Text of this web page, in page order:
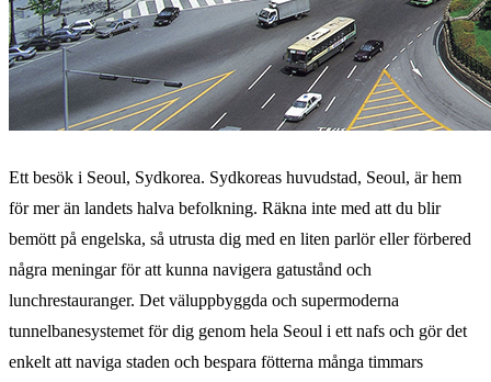
Ett besök i Seoul, Sydkorea. Sydkoreas huvudstad, Seoul, är hem
för mer än landets halva befolkning. Räkna inte med att du blir
bemött på engelska, så utrusta dig med en liten parlör eller förbered
några meningar för att kunna navigera gatustånd och
lunchrestauranger. Det väluppbyggda och supermoderna
tunnelbanesystemet för dig genom hela Seoul i ett nafs och gör det
enkelt att naviga staden och bespara fötterna många timmars